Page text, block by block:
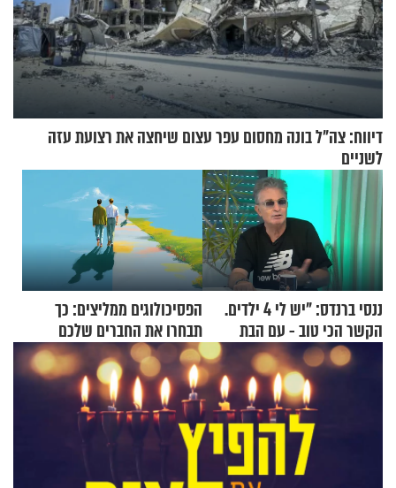
דיווח: צה"ל בונה מחסום עפר עצום שיחצה את רצועת עזה
לשניים
ננסי ברנדס: "יש לי 4 ילדים.
הקשר הכי טוב - עם הבת
החרדית"
הפסיכולוגים ממליצים: כך
תבחרו את החברים שלכם
בחיים